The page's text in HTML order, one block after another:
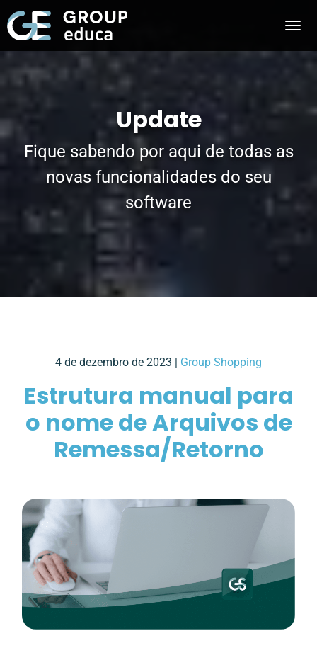
Update
Fique sabendo por aqui de todas as
novas funcionalidades do seu
software
4 de dezembro de 2023 | Group Shopping
Estrutura manual para
o nome de Arquivos de
Remessa/Retorno